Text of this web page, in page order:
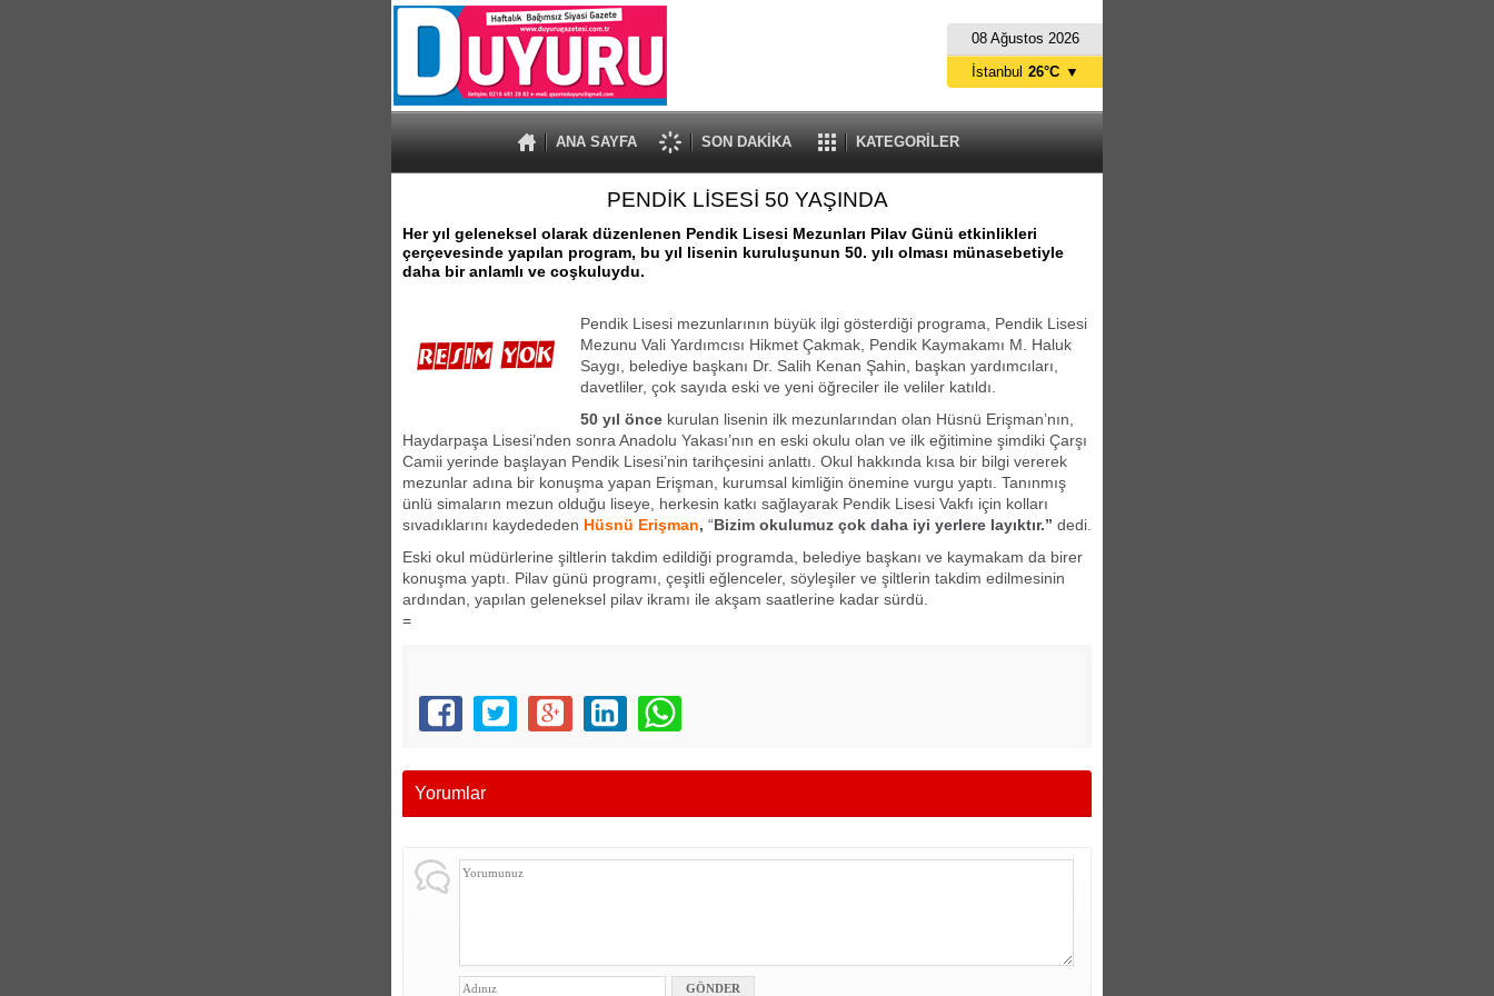
08 Ağustos 2026
ANA SAYFA SON DAKİKA KATEGORİLER
İstanbul 26°C ▼
PENDİK LİSESİ 50 YAŞINDA
Her yıl geleneksel olarak düzenlenen Pendik Lisesi Mezunları Pilav Günü etkinlikleri
çerçevesinde yapılan program, bu yıl lisenin kuruluşunun 50. yılı olması münasebetiyle
daha bir anlamlı ve coşkuluydu.
Pendik Lisesi mezunlarının büyük ilgi gösterdiği programa, Pendik Lisesi
Mezunu Vali Yardımcısı Hikmet Çakmak, Pendik Kaymakamı M. Haluk
Saygı, belediye başkanı Dr. Salih Kenan Şahin, başkan yardımcıları,
davetliler, çok sayıda eski ve yeni öğreciler ile veliler katıldı.
50 yıl önce kurulan lisenin ilk mezunlarından olan Hüsnü Erişman’nın,
Haydarpaşa Lisesi’nden sonra Anadolu Yakası’nın en eski okulu olan ve ilk eğitimine şimdiki Çarşı
Camii yerinde başlayan Pendik Lisesi’nin tarihçesini anlattı. Okul hakkında kısa bir bilgi vererek
mezunlar adına bir konuşma yapan Erişman, kurumsal kimliğin önemine vurgu yaptı. Tanınmış
ünlü simaların mezun olduğu liseye, herkesin katkı sağlayarak Pendik Lisesi Vakfı için kolları
sıvadıklarını kaydededen Hüsnü Erişman, “Bizim okulumuz çok daha iyi yerlere layıktır.” dedi.
Eski okul müdürlerine şiltlerin takdim edildiği programda, belediye başkanı ve kaymakam da birer
konuşma yaptı. Pilav günü programı, çeşitli eğlenceler, söyleşiler ve şiltlerin takdim edilmesinin
ardından, yapılan geleneksel pilav ikramı ile akşam saatlerine kadar sürdü.
=
Yorumlar